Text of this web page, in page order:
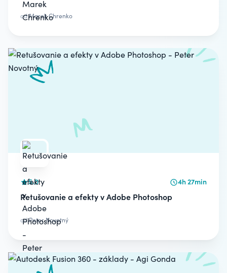
odMarek Chrenko
5.0 4h 27min
Retušovanie a efekty v Adobe Photoshop
odPeter Novotný